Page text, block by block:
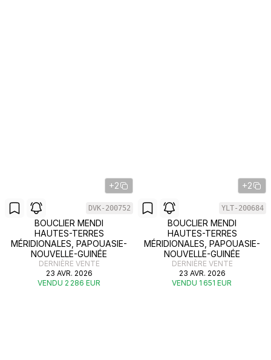
+2
DVK-200752
BOUCLIER MENDI
HAUTES-TERRES
MÉRIDIONALES, PAPOUASIE-
NOUVELLE-GUINÉE
DERNIÈRE VENTE
23 AVR. 2026
VENDU 2 286 EUR
+2
YLT-200684
BOUCLIER MENDI
HAUTES-TERRES
MÉRIDIONALES, PAPOUASIE-
NOUVELLE-GUINÉE
DERNIÈRE VENTE
23 AVR. 2026
VENDU 1 651 EUR